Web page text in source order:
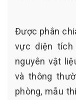
Được phân
vực diện
nguyên vật
và thông
phòng, mẫu